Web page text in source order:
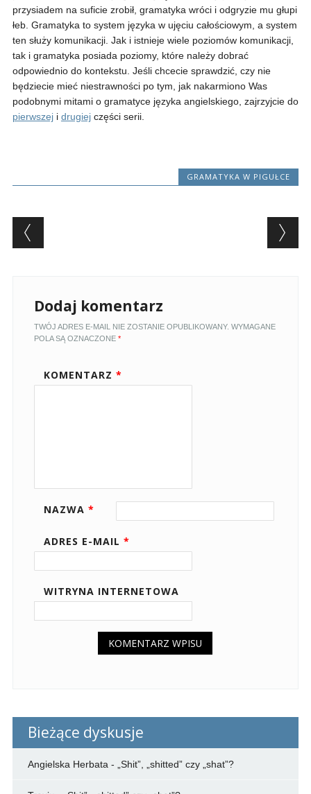
przysiadem na suficie zrobił, gramatyka wróci i odgryzie mu głupi
łeb. Gramatyka to system języka w ujęciu całościowym, a system
ten służy komunikacji. Jak i istnieje wiele poziomów komunikacji,
tak i gramatyka posiada poziomy, które należy dobrać
odpowiednio do kontekstu. Jeśli chcecie sprawdzić, czy nie
będziecie mieć niestrawności po tym, jak nakarmiono Was
podobnymi mitami o gramatyce języka angielskiego, zajrzyjcie do
pierwszeji drugiejczęści serii.
GRAMATYKA W PIGUŁCE
Post navigation
Dodaj komentarz
TWÓJ ADRES E-MAIL NIE ZOSTANIE OPUBLIKOWANY. WYMAGANE
POLA SĄ OZNACZONE *
KOMENTARZ *
NAZWA *
ADRES E-MAIL *
WITRYNA INTERNETOWA
Bieżące dyskusje
Angielska Herbata - „Shit”, „shitted” czy „shat”?